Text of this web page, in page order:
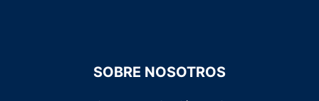
SOBRE NOSOTROS